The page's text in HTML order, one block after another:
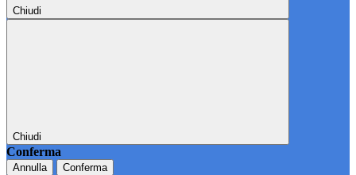
Chiudi
Chiudi
Conferma
Annulla Conferma